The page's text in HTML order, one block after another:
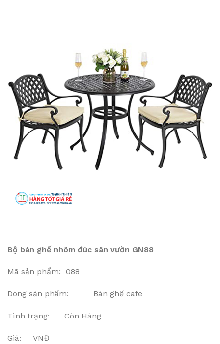
Bộ bàn ghế nhôm đúc sân vườn GN88
Mã sản phẩm: 088
Dòng sản phẩm: Bàn ghế cafe
Tình trạng: Còn Hàng
Giá: VNĐ